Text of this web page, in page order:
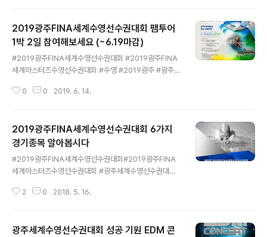
신청하세요 대한민국 전국에 수영을 사랑하는 수영동호인
들의 기량을 마음껏 발휘할 수 있는 대회2018빛고을 전국
마스터즈 수영대회 사진 출처 : 2019광주세계수영선수권
대회 조직위원회 5.18 민주화운동 정신을 계승해 나가는
붐 조성을 위해 국민들의 사랑을 받고 있는 생활체육 전국
2019광주FINA세계수영선수권대회 팸투어
1박 2일 참여해보세요 (~6.19마감)
#2019광주FINA세계수영선수권대회 #2019광주FINA
세계마스터즈수영선수권대회 #수영 #2019광주 #광주팸
019 #FINA #FINAGwangju2019 2019광주FINA세
19.07.12. ~ 28)​ 누구보다 먼저 대회를 경험할 수 있는 마
지막 기회 2019 광주수영대회 팸투어 참여해보세요 일시
6월 27일(목) ~ 28일(금) 1박2일 ​장소광주 일대 (경기장
및 베뉴지 투어) ​참가비 교통비 무료 지원 ​ 모집기한 6월 1
0명 ​ 모집대상 전국 파워..
0 0 2019. 6. 14.
2019광주FINA세계수영선수권대회 6가지
경기종목 알아봅시다
#2019광주FINA세계수영선수권대회#2019광주FINA
세계마스터즈수영선수권대회 #광주세계수영선수권대회
티스틱 수영 #오픈워터 수영 인류 평화의 물결속에서 미래
수영선수권대회 6가지 경기종목 알아봅시다 추운 겨울은
2 0 2018. 5. 16.
광주세계수영선수권대회 성공 기원 EDM 콘